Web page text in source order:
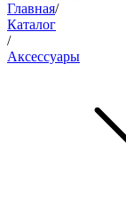
Главная/
Каталог
/
Аксессуары